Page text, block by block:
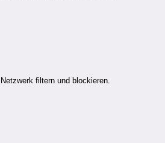
filtern und blockieren.